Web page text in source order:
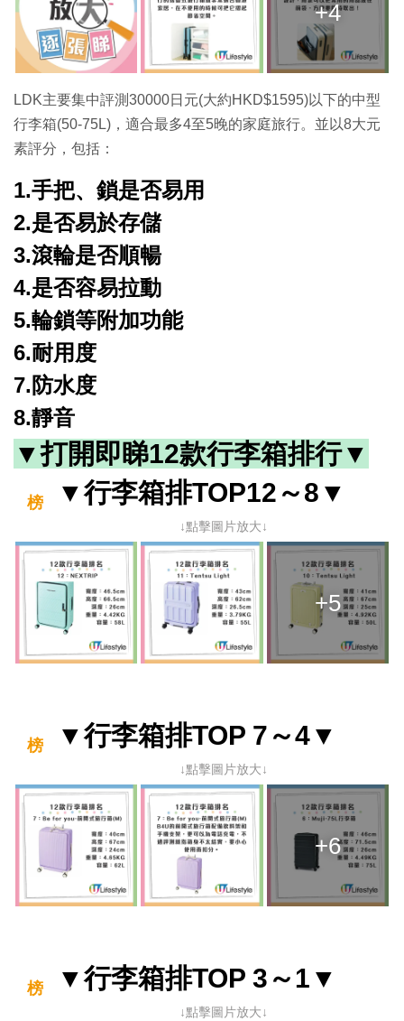
+4
LDK主要集中評測30000日元(大約HKD$1595)以下的中型
行李箱(50-75L)，適合最多4至5晚的家庭旅行。並以8大元
素評分，包括：
1.手把、鎖是否易用
2.是否易於存儲
3.滾輪是否順暢
4.是否容易拉動
5.輪鎖等附加功能
6.耐用度
7.防水度
8.靜音
▼打開即睇12款行李箱排行▼
▼行李箱排
榜 TOP12～8▼
↓點擊圖片放大↓
+5
▼行李箱排
榜 TOP 7～4▼
↓點擊圖片放大↓
+6
▼行李箱排
榜 TOP 3～1▼
↓點擊圖片放大↓